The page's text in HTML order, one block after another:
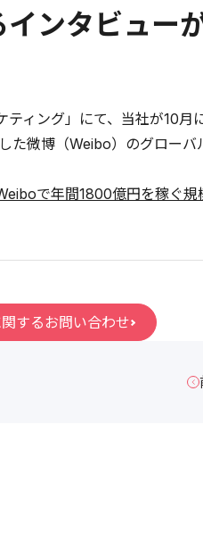
インタビュー
ティング」にて、当社が10
た微博（Weibo）のグローバ
で年間1800億円を稼ぐ
するお問い合わせ